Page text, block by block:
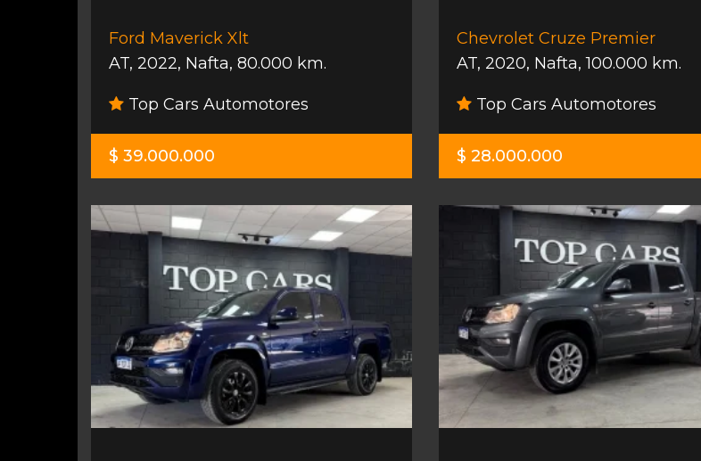
Ford Maverick Xlt
AT, 2022, Nafta, 80.000 km.
Top Cars Automotores
$ 39.000.000
Chevrolet Cruze Premier
AT, 2020, Nafta,100.000 km.
Top Cars Automotores
$ 28.000.000